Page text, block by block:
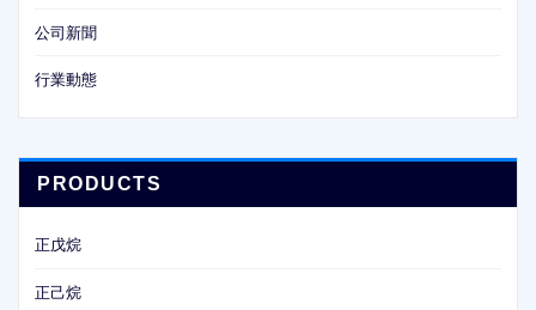
公司新聞
行業動態
PRODUCTS
正戊烷
正己烷